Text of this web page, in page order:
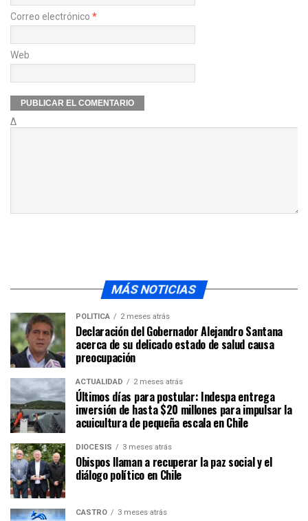
Correo electrónico *
Web
Δ
MÁS NOTICIAS
POLÍTICA 2 meses atrás
Declaración del Gobernador Alejandro Santana
acerca de su delicado estado de salud causa
preocupación
ACTUALIDAD 2 meses atrás
Últimos días para postular: Indespa entrega
inversión de hasta $20 millones para impulsar la
acuicultura de pequeña escala en Chile
DIÓCESIS 3 meses atrás
Obispos llaman a recuperar la paz social y el
diálogo político en Chile
CASTRO 3 meses atrás